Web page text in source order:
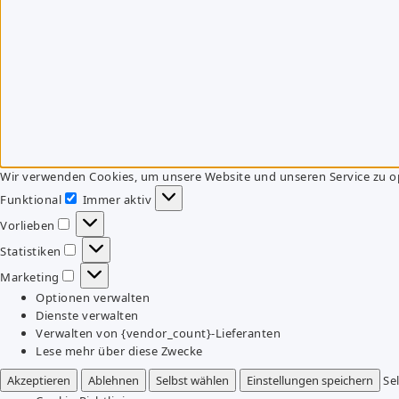
Wir verwenden Cookies, um unsere Website und unseren Service zu
Funktional
Funktional
Immer aktiv
Vorlieben
Vorlieben
Statistiken
Statistiken
Marketing
Marketing
Optionen verwalten
Dienste verwalten
Verwalten von {vendor_count}-Lieferanten
Lese mehr über diese Zwecke
Akzeptieren
Ablehnen Selbst wählen Einstellungen speichern